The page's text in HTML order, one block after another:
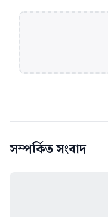
সম্পর্কিত সংবাদ